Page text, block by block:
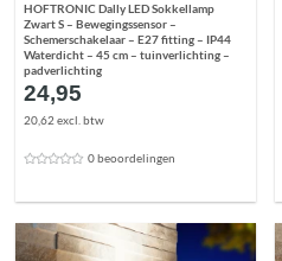
HOFTRONIC Dally LED Sokkellamp
Zwart S – Bewegingssensor –
Schemerschakelaar – E27 fitting – IP44
Waterdicht – 45 cm – tuinverlichting –
padverlichting
24,95
20,62 excl. btw
0 beoordelingen